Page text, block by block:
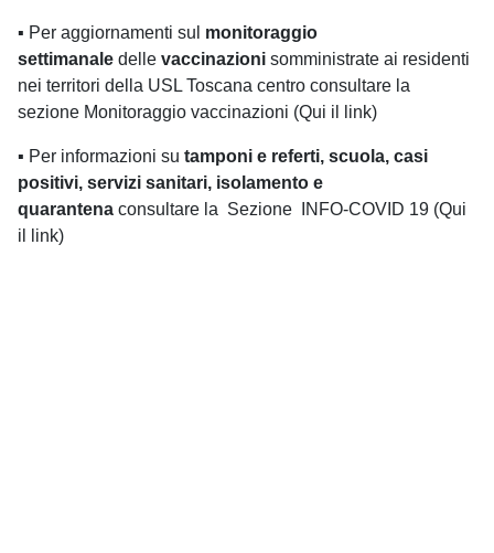
▪ Per aggiornamenti sul monitoraggio
settimanale delle vaccinazioni somministrate ai residenti
nei territori della USL Toscana centro consultare la
sezione Monitoraggio vaccinazioni (Qui il link)
▪ Per informazioni su tamponi e referti, scuola, casi
positivi, servizi sanitari, isolamento e
quarantena consultare la Sezione
INFO-COVID 19 (Qui
il link)